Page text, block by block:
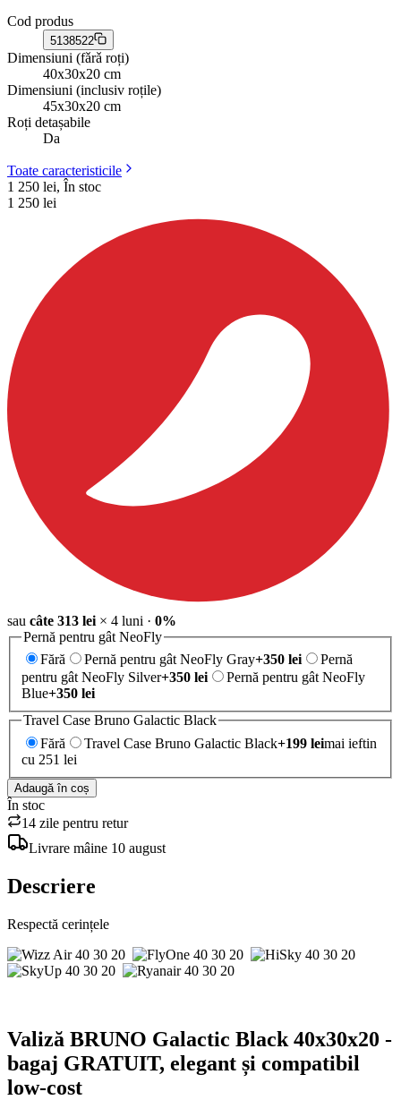
Cod produs
5138522
Dimensiuni (fǎrǎ roți)
40x30x20 cm
Dimensiuni (inclusiv roțile)
45x30x20 cm
Roți detașabile
Da
Toate caracteristicile
1 250 lei, În stoc
1 250 lei
sau câte 313 lei × 4 luni · 0%
Pernă pentru gât NeoFly
Fără
Pernă pentru gât NeoFly Gray+350 lei
Pernă
pentru gât NeoFly Silver+350 lei
Pernă pentru gât NeoFly
Blue+350 lei
Travel Case Bruno Galactic Black
Fără
Travel Case Bruno Galactic Black+199 leimai ieftin
cu 251 lei
Adaugă în coș
În stoc
14 zile pentru retur
Livrare mâine 10 august
Descriere
Respectă cerințele
Valiză BRUNO Galactic Black 40x30x20 -
bagaj GRATUIT, elegant și compatibil
low-cost